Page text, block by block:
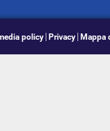
policy Privacy Mappa